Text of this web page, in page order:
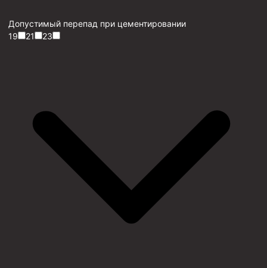
Допустимый перепад при цементировании
19
21 23